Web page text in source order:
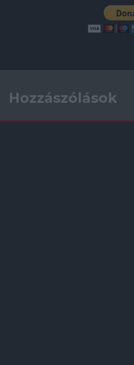
Hozzászólások